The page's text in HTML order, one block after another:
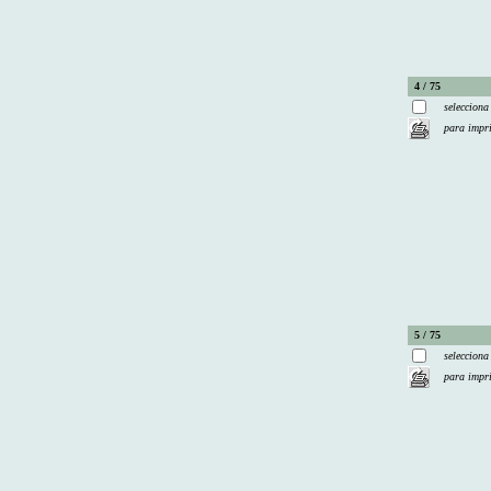
4 / 75
selecciona
para
5 / 75
selecciona
para